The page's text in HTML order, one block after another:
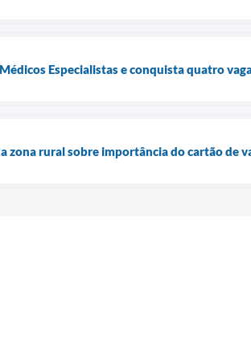
Especialistas e conquista quatro
zona rural sobre importância do cartão de